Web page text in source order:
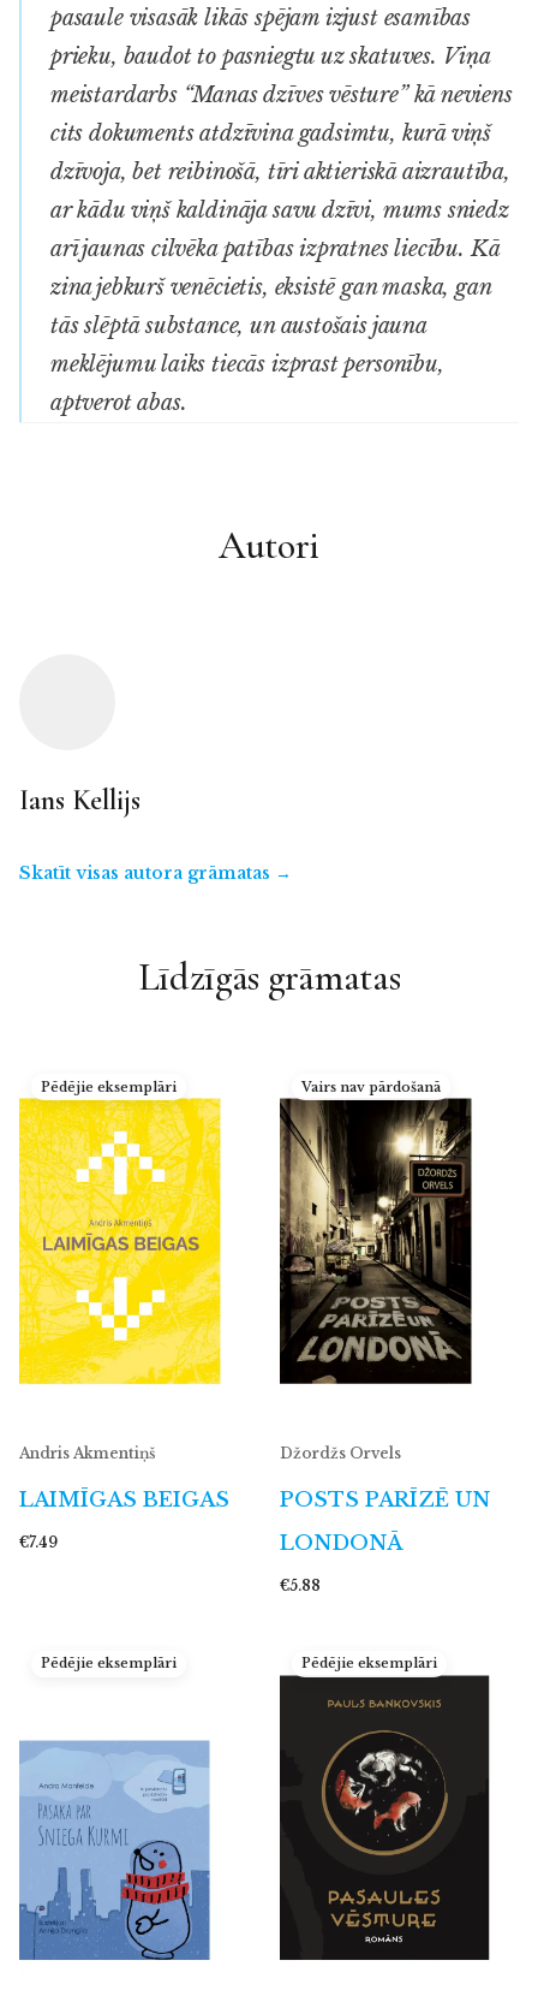
pasaule visasāk likās spējam izjust esamības
prieku, baudot to pasniegtu uz skatuves. Viņa
meistardarbs “Manas dzīves vēsture” kā neviens
cits dokuments atdzīvina gadsimtu, kurā viņš
dzīvoja, bet reibinošā, tīri aktieriskā aizrautība,
ar kādu viņš kaldināja savu dzīvi, mums sniedz
arī jaunas cilvēka patības izpratnes liecību. Kā
zina jebkurš venēcietis, eksistē gan maska, gan
tās slēptā substance, un austošais jauna
meklējumu laiks tiecās izprast personību,
aptverot abas.
Autori
Ians Kellijs
Skatīt visas autora grāmatas →
Līdzīgās grāmatas
Pēdējie eksemplāri
Andris Akmentiņš
LAIMĪGAS BEIGAS
€7.49
Vairs nav pārdošanā
Džordžs Orvels
POSTS PARĪZĒ UN
LONDONĀ
€5.88
Pēdējie eksemplāri Pēdējie eksemplāri